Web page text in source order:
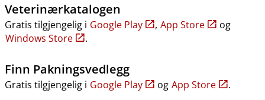
Veterinærkatalogen
Gratis tilgjengelig i Google Play , App Store
og
Windows Store
.
Finn Pakningsvedlegg
Gratis tilgjengelig i Google Play og App Store .